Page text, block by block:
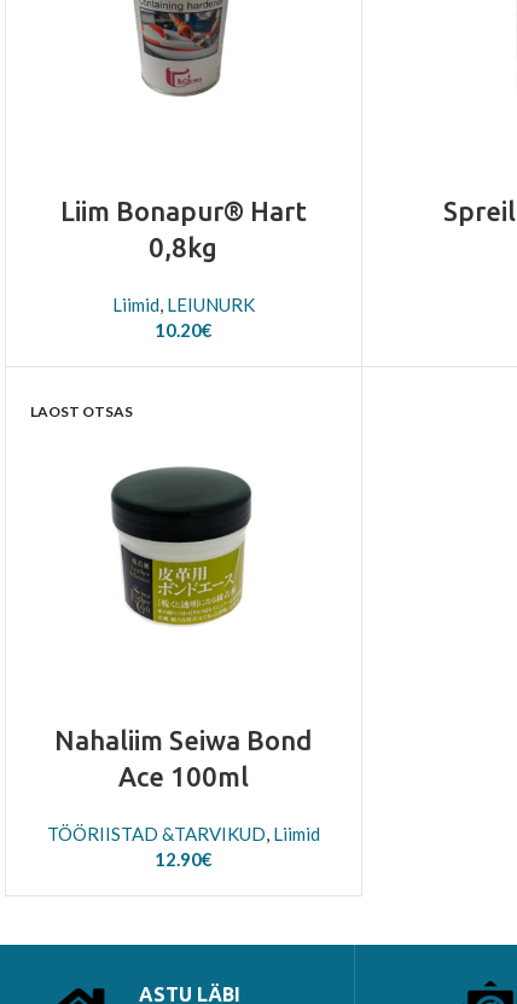
Liim Bonapur® Hart
0,8kg
Liimid, LEIUNURK
10.20€
LAOST OTSAS
Nahaliim Seiwa Bond
Ace 100ml
TÖÖRIISTAD &TARVIKUD, Liimid
12.90€
ASTU LÄBI